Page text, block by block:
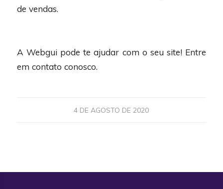
de vendas.
A Webgui pode te ajudar com o seu site! Entre
em contato conosco.
4 DE AGOSTO DE 2020